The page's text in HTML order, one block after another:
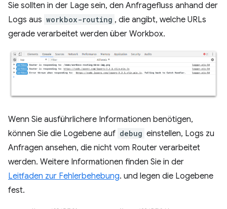
Sie sollten in der Lage sein, den Anfragefluss anhand der
Logs aus workbox-routing , die angibt, welche URLs
gerade verarbeitet werden über Workbox.
Wenn Sie ausführlichere Informationen benötigen,
können Sie die Logebene auf debug einstellen, Logs zu
Anfragen ansehen, die nicht vom Router verarbeitet
werden. Weitere Informationen finden Sie in der
Leitfaden zur Fehlerbehebung. und legen die Logebene
fest.